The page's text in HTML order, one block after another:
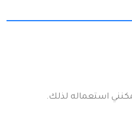
استعماله لذلك.